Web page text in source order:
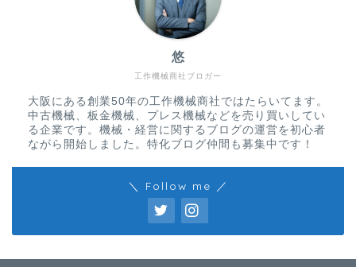
工作機械商社ブロガー
悠
大阪にある創業50年の工作機械商社ではたらいてます。
中古機械、板金機械、プレス機械などを売り買いしてい
る企業です。機械・経営に関するブログの運営を初心者
ながら開始しました。特化ブログ仲間も募集中です！
＼ Follow me ／